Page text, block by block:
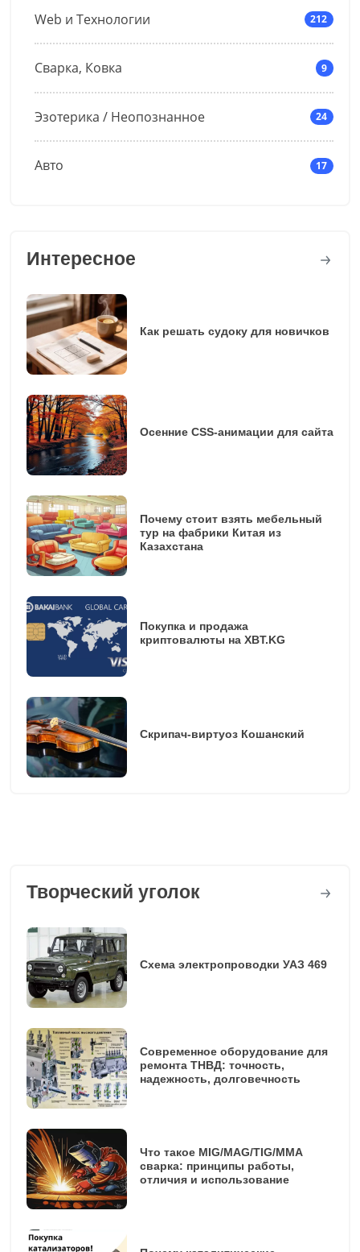
Web и Технологии 212
Сварка, Ковка 9
Эзотерика / Неопознанное 24
Авто 17
Интересное
Как решать судоку для новичков
Осенние CSS-анимации для сайта
Почему стоит взять мебельный
тур на фабрики Китая из
Казахстана
Покупка и продажа
криптовалюты на XBT.KG
Скрипач-виртуоз Кошанский
Творческий уголок
Схема электропроводки УАЗ 469
Современное оборудование для
ремонта ТНВД: точность,
надежность, долговечность
Что такое MIG/MAG/TIG/MMA
сварка: принципы работы,
отличия и использование